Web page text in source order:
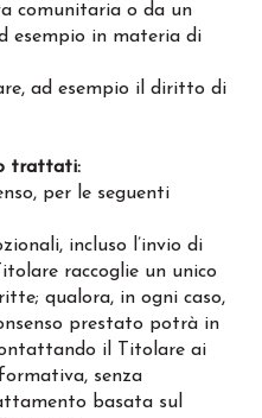
comunitaria o da un
esempio in materia di
ad esempio il diritto di
trattati:
per le seguenti
incluso l’invio di
raccoglie un unico
qualora, in ogni caso,
prestato potrà in
il Titolare ai
senza
basata sul